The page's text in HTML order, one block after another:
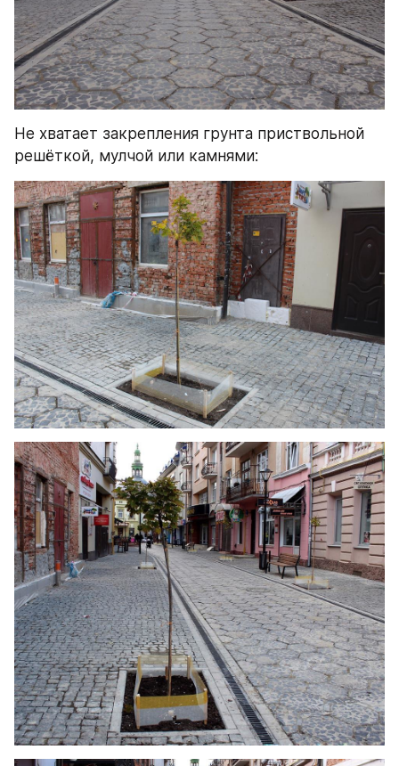
Не хватает закрепления грунта приствольной
решёткой, мулчой или камнями: